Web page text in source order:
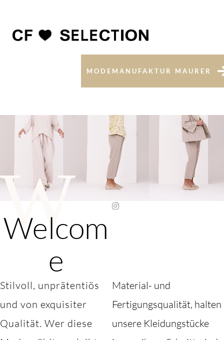
MODEMANUFAKTUR MAURER
W
Welcom
e
Stilvoll, unprätentiös
und von exquisiter
Qualität. Wer diese
Material- und
Fertigungsqualität, halten
unsere Kleidungstücke